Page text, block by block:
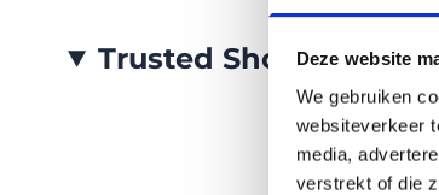
Deze website
We gebruiken
websiteverkeer
media,
verstrekt of die
Trusted Shops